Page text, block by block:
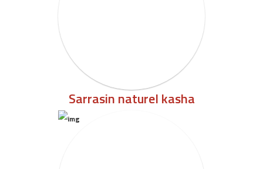
Sarrasin naturel kasha